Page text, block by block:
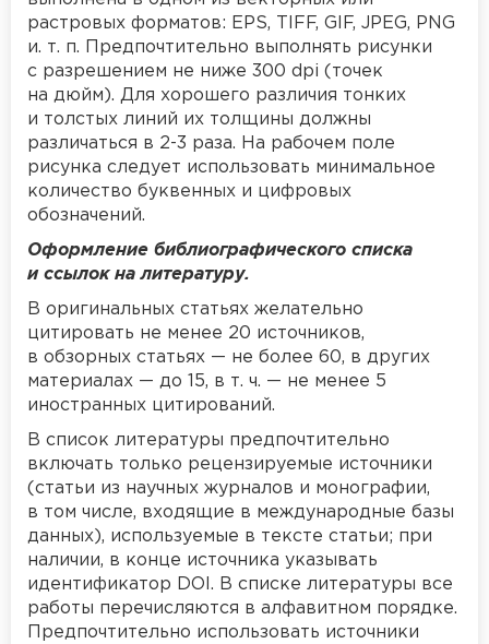
растровых форматов: EPS, TIFF, GIF, JPEG, PNG
и. т. п. Предпочтительно выполнять рисунки
с разрешением не ниже 300 dpi (точек
на дюйм). Для хорошего различия тонких
и толстых линий их толщины должны
различаться в 2-3 раза. На рабочем поле
рисунка следует использовать минимальное
количество буквенных и цифровых
обозначений.
Оформление библиографического списка
и ссылок на литературу.
В оригинальных статьях желательно
цитировать не менее 20 источников,
в обзорных статьях — не более 60, в других
материалах — до 15, в т. ч. — не менее 5
иностранных цитирований.
В список литературы предпочтительно
включать только рецензируемые источники
(статьи из научных журналов и монографии,
в том числе, входящие в международные базы
данных), используемые в тексте статьи; при
наличии, в конце источника указывать
идентификатор DOI. В списке литературы все
работы перечисляются в алфавитном порядке.
Предпочтительно использовать источники